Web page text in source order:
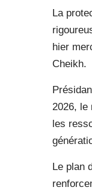
La
hier
Cheikh.
2026, le
les
Le plan